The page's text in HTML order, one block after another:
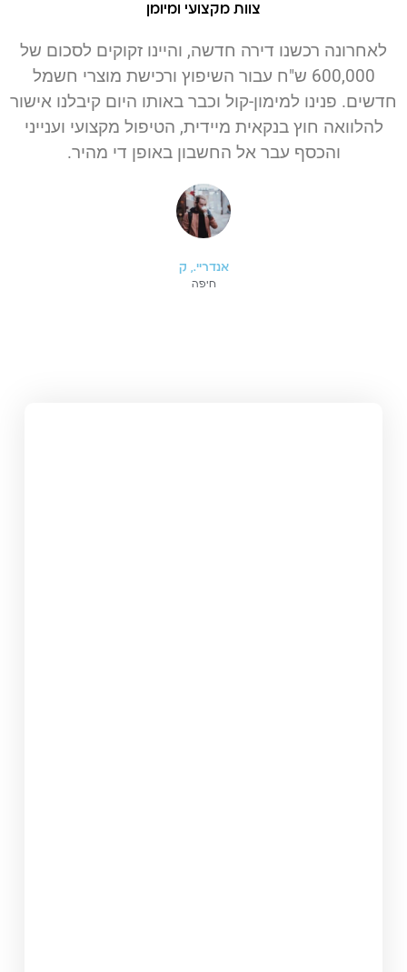
צוות מקצועי ומיומן
לאחרונה רכשנו דירה חדשה, והיינו זקוקים לסכום של
600,000 ש"ח עבור השיפוץ ורכישת מוצרי חשמל
חדשים. פנינו למימון-קול וכבר באותו היום קיבלנו אישור
להלוואה חוץ בנקאית מיידית, הטיפול מקצועי וענייני
והכסף עבר אל החשבון באופן די מהיר.
אנדריי., ק
חיפה